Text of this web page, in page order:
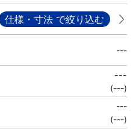
仕様・寸法 で絞り込む
---
---
(---)
---
(---)